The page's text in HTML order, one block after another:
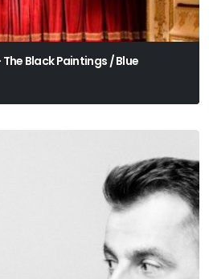
Black Paintings / Blue